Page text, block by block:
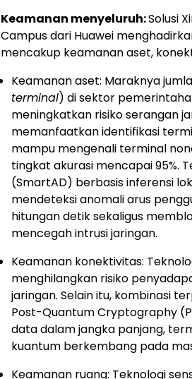
Keamanan menyeluruh:Solusi
Campus dari Huawei
mencakup keamanan aset,
Keamanan aset: Maraknya
terminal) di sektor
meningkatkan risiko serangan
memanfaatkan identifikasi
mampu mengenali terminal
tingkat akurasi mencapai 95%.
(SmartAD) berbasis inferensi
mendeteksi anomali arus
hitungan detik sekaligus
mencegah intrusi jaringan.
Keamanan konektivitas:
menghilangkan risiko
jaringan. Selain itu, kombinasi
Post-Quantum Cryptography
data dalam jangka panjang,
kuantum berkembang pada
Keamanan ruang: Teknologi